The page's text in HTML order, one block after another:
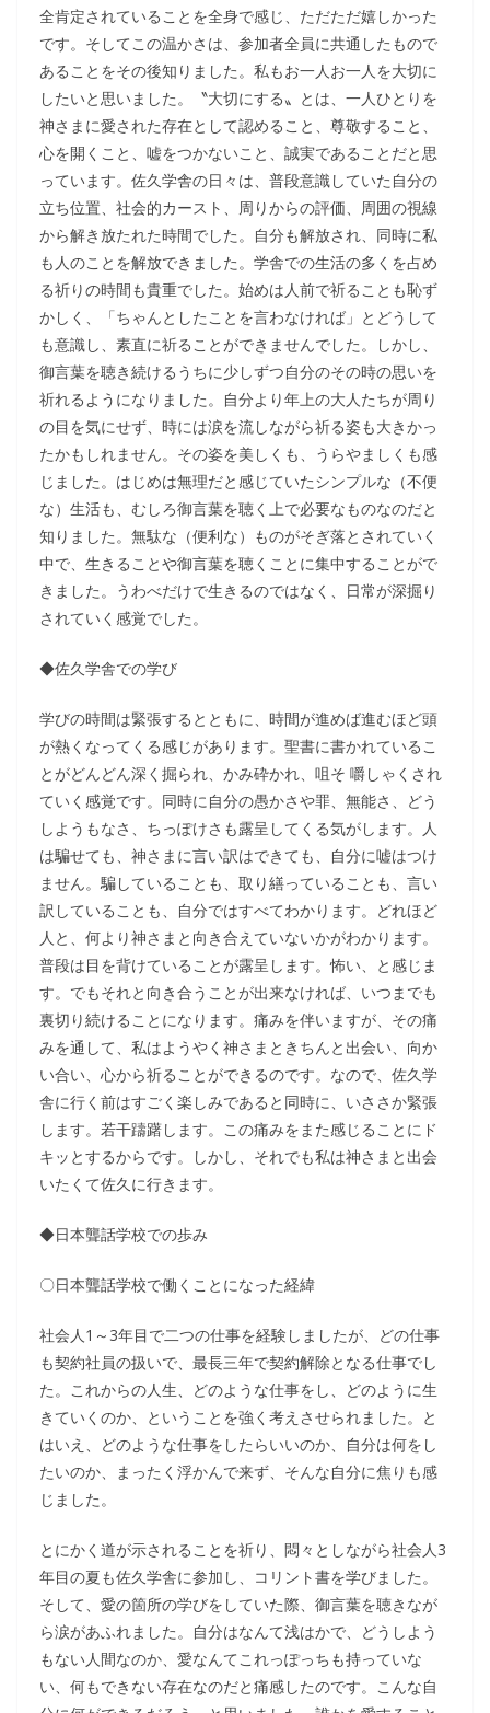
全肯定されていることを全身で感じ、ただただ嬉しかった
です。そしてこの温かさは、参加者全員に共通したもので
あることをその後知りました。私もお一人お一人を大切に
したいと思いました。〝大切にする〟とは、一人ひとりを
神さまに愛された存在として認めること、尊敬すること、
心を開くこと、嘘をつかないこと、誠実であることだと思
っています。佐久学舎の日々は、普段意識していた自分の
立ち位置、社会的カースト、周りからの評価、周囲の視線
から解き放たれた時間でした。自分も解放され、同時に私
も人のことを解放できました。学舎での生活の多くを占め
る祈りの時間も貴重でした。始めは人前で祈ることも恥ず
かしく、「ちゃんとしたことを言わなければ」とどうして
も意識し、素直に祈ることができませんでした。しかし、
御言葉を聴き続けるうちに少しずつ自分のその時の思いを
祈れるようになりました。自分より年上の大人たちが周り
の目を気にせず、時には涙を流しながら祈る姿も大きかっ
たかもしれません。その姿を美しくも、うらやましくも感
じました。はじめは無理だと感じていたシンプルな（不便
な）生活も、むしろ御言葉を聴く上で必要なものなのだと
知りました。無駄な（便利な）ものがそぎ落とされていく
中で、生きることや御言葉を聴くことに集中することがで
きました。うわべだけで生きるのではなく、日常が深掘り
されていく感覚でした。
◆佐久学舎での学び
学びの時間は緊張するとともに、時間が進めば進むほど頭
が熱くなってくる感じがあります。聖書に書かれているこ
とがどんどん深く掘られ、かみ砕かれ、咀そ 嚼しゃくされ
ていく感覚です。同時に自分の愚かさや罪、無能さ、どう
しようもなさ、ちっぽけさも露呈してくる気がします。人
は騙せても、神さまに言い訳はできても、自分に嘘はつけ
ません。騙していることも、取り繕っていることも、言い
訳していることも、自分ではすべてわかります。どれほど
人と、何より神さまと向き合えていないかがわかります。
普段は目を背けていることが露呈します。怖い、と感じま
す。でもそれと向き合うことが出来なければ、いつまでも
裏切り続けることになります。痛みを伴いますが、その痛
みを通して、私はようやく神さまときちんと出会い、向か
い合い、心から祈ることができるのです。なので、佐久学
舎に行く前はすごく楽しみであると同時に、いささか緊張
します。若干躊躇します。この痛みをまた感じることにド
キッとするからです。しかし、それでも私は神さまと出会
いたくて佐久に行きます。
◆日本聾話学校での歩み
〇日本聾話学校で働くことになった経緯
社会人1～3年目で二つの仕事を経験しましたが、どの仕事
も契約社員の扱いで、最長三年で契約解除となる仕事でし
た。これからの人生、どのような仕事をし、どのように生
きていくのか、ということを強く考えさせられました。と
はいえ、どのような仕事をしたらいいのか、自分は何をし
たいのか、まったく浮かんで来ず、そんな自分に焦りも感
じました。
とにかく道が示されることを祈り、悶々としながら社会人3
年目の夏も佐久学舎に参加し、コリント書を学びました。
そして、愛の箇所の学びをしていた際、御言葉を聴きなが
ら涙があふれました。自分はなんて浅はかで、どうしよう
もない人間なのか、愛なんてこれっぽっちも持っていな
い、何もできない存在なのだと痛感したのです。こんな自